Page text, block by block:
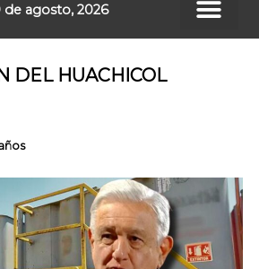
agosto, 2026
DEL HUACHICOL